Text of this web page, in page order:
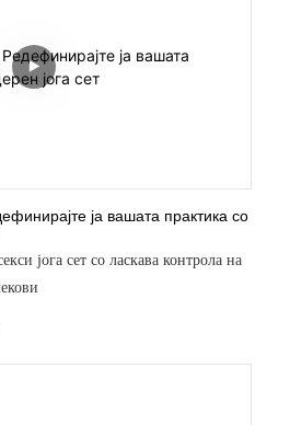
ја вашата практика со
јога сет со ласкава контрола на